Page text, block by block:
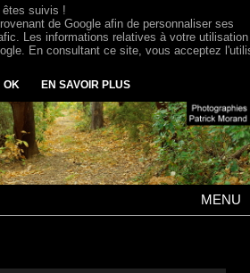
MENU
êtes suivis !
de Google afin de personnaliser ses
Les informations relatives à votre
En consultant ce site, vous acceptez
OK EN SAVOIR PLUS